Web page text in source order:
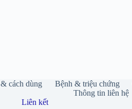
cách dùng Bệnh & triệu chứng
Thông tin liên hệ
Liên kết